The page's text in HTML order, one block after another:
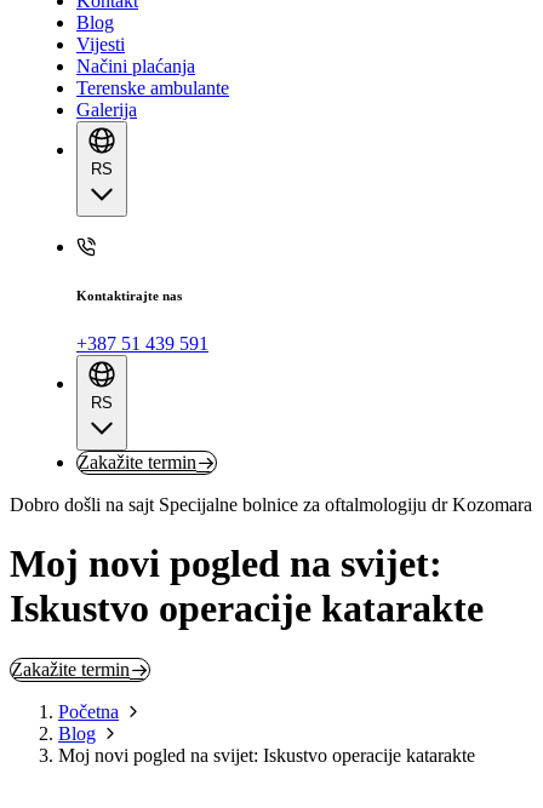
Blog
Vijesti
Načini plaćanja
Terenske ambulante
Galerija
RS
Kontaktirajte nas
+387 51 439 591
RS
Zakažite termin
Dobro došli na sajt Specijalne bolnice za oftalmologiju dr Kozomara
Moj novi pogled na svijet:
Iskustvo operacije katarakte
Zakažite termin
Početna
Blog
Moj novi pogled na svijet: Iskustvo operacije katarakte